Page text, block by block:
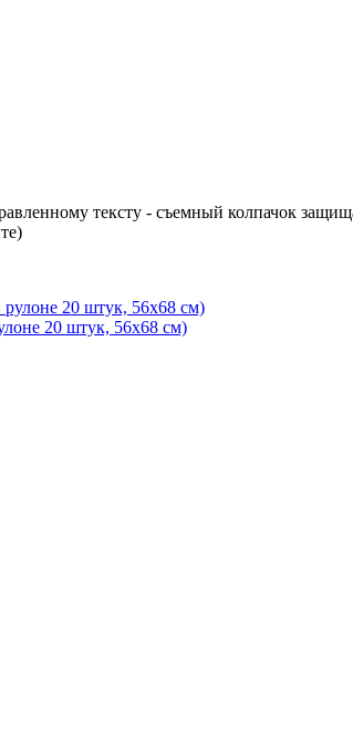
тексту - съемный колпачок
20 штук, 56x68 см)